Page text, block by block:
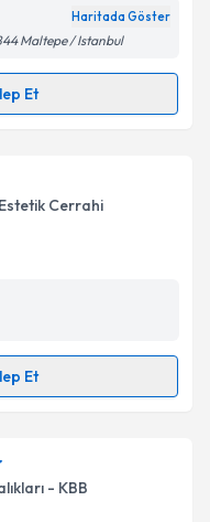
Haritada Göster
Maltepe / Istanbul
Et
randevu almanız
posta ile
ilişkinAydınlatma
ediyorum.
Gönder
Cerrahi
Et
takvimi talebi
almanız için bir
ile bilgilendireceğiz.
- KBB